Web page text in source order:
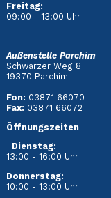
Freitag:
09:00 - 13:00 Uhr
Außenstelle Parchim
Schwarzer Weg 8
19370 Parchim
Fon: 03871 66070
Fax: 03871 66072
Öffnungszeiten
Dienstag:
13:00 - 16:00 Uhr
Donnerstag:
10:00 - 13:00 Uhr